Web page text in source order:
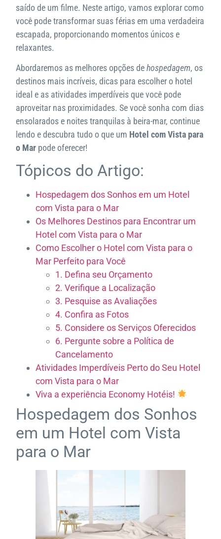
saído de um filme. Neste artigo, vamos explorar como
você pode transformar suas férias em uma verdadeira
escapada, proporcionando momentos únicos e
relaxantes.
Abordaremos as melhores opções dehospedagem, os
destinos mais incríveis, dicas para escolher o hotel
ideal e as atividades imperdíveis que você pode
aproveitar nas proximidades. Se você sonha com dias
ensolarados e noites tranquilas à beira-mar, continue
lendo e descubra tudo o que um Hotel com Vista para
o Mar pode oferecer!
Tópicos do Artigo:
Hospedagem dos Sonhos em um Hotel
com Vista para o Mar
Os Melhores Destinos para Encontrar um
Hotel com Vista para o Mar
Como Escolher o Hotel com Vista para o
Mar Perfeito para Você
1. Defina seu Orçamento
2. Verifique a Localização
3. Pesquise as Avaliações
4. Confira as Fotos
5. Considere os Serviços Oferecidos
6. Pergunte sobre a Política de
Cancelamento
Atividades Imperdíveis Perto do Seu Hotel
com Vista para o Mar
Viva a experiência Economy Hotéis!
Hospedagem dos Sonhos
em um Hotel com Vista
para o Mar